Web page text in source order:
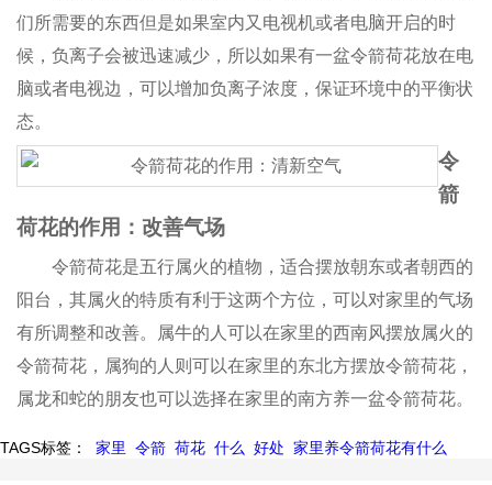
们所需要的东西但是如果室内又电视机或者电脑开启的时
候，负离子会被迅速减少，所以如果有一盆令箭荷花放在电
脑或者电视边，可以增加负离子浓度，保证环境中的平衡状
态。
令
箭
荷花的作用：改善气场
令箭荷花是五行属火的植物，适合摆放朝东或者朝西的
阳台，其属火的特质有利于这两个方位，可以对家里的气场
有所调整和改善。属牛的人可以在家里的西南风摆放属火的
令箭荷花，属狗的人则可以在家里的东北方摆放令箭荷花，
属龙和蛇的朋友也可以选择在家里的南方养一盆令箭荷花。
TAGS标签： 家里 令箭 荷花 什么 好处 家里养令箭荷花有什么